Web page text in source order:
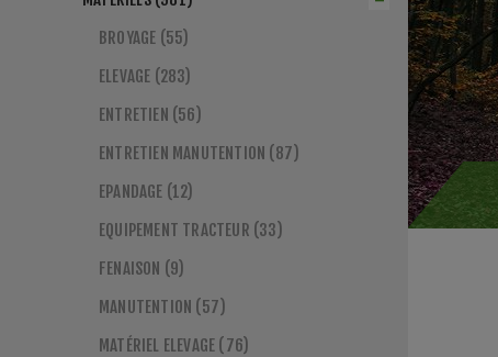
BROYAGE (55)
ELEVAGE (283)
ENTRETIEN (56)
ENTRETIEN MANUTENTION (87)
EPANDAGE (12)
EQUIPEMENT TRACTEUR (33)
FENAISON (9)
MANUTENTION (57)
MATÉRIEL ELEVAGE (76)